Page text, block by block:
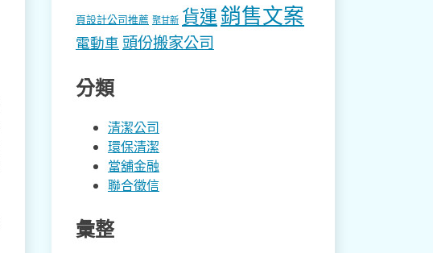
頁設計公司推薦 聚甘新 貨運銷售文案
電動車 頭份搬家公司
分類
清潔公司
環保清潔
當舖金融
聯合徵信
彙整